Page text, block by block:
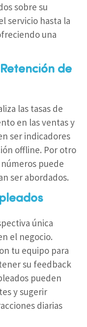
sobre su
servicio hasta la
una
de
las tasas de
en las ventas y
ser indicadores
offline. Por otro
puede
ser abordados.
única
el negocio.
tu equipo para
su feedback
pueden
y sugerir
diarias